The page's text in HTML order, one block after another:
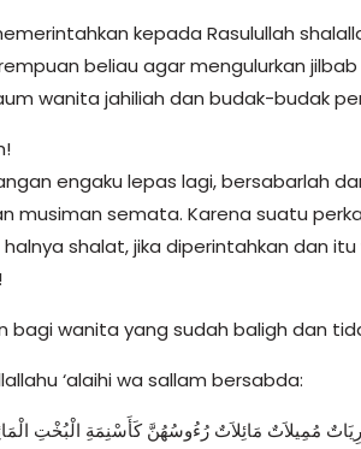
kepada Rasulullah
beliau agar mengulurkan
wanita jahiliah dan budak-budak
engaku lepas lagi, bersabarlah
musiman semata. Karena suatu
shalat, jika diperintahkan dan
bagi wanita yang sudah baligh dan
‘alaihi wa sallam bersabda:
مُمِيلاَتٌ مَائِلاَتٌ رُءُوسُهُنَّ كَأَسْنِمَةِ الْبُخْتِ